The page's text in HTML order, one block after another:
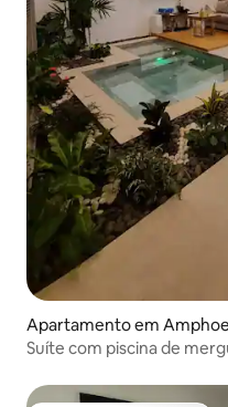
Apartamento em
Suíte com piscina de